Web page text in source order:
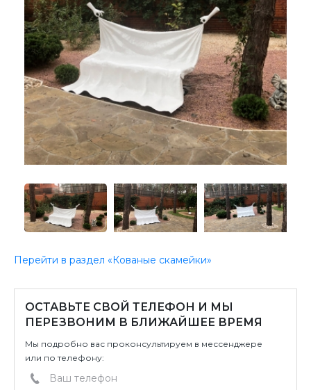
Перейти в раздел «Кованые скамейки»
ОСТАВЬТЕ СВОЙ ТЕЛЕФОН И МЫ
ПЕРЕЗВОНИМ В БЛИЖАЙШЕЕ ВРЕМЯ
Мы подробно вас проконсультируем в мессенджере
или по телефону: